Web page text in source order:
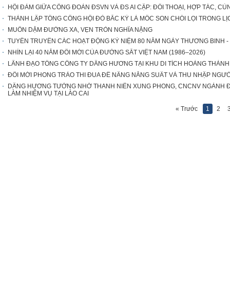
HỘI ĐÀM GIỮA CÔNG ĐOÀN ĐSVN VÀ ĐS AI CẬP: ĐỐI THOẠI, HỢP TÁC,
THÀNH LẬP TỔNG CÔNG HỘI ĐỎ BẮC KỲ LÀ MỐC SON CHÓI LỌI TRONG
MUÔN DẶM ĐƯỜNG XA, VẸN TRÒN NGHĨA NẶNG
TUYÊN TRUYỀN CÁC HOẠT ĐỘNG KỶ NIỆM 80 NĂM NGÀY THƯƠNG BINH
NHÌN LẠI 40 NĂM ĐỔI MỚI CỦA ĐƯỜNG SẮT VIỆT NAM (1986–2026)
LÃNH ĐẠO TỔNG CÔNG TY DÂNG HƯƠNG TẠI KHU DI TÍCH HOÀNG
ĐỔI MỚI PHONG TRÀO THI ĐUA ĐỂ NÂNG NĂNG SUẤT VÀ THU NHẬP
DÂNG HƯƠNG TƯỞNG NHỚ THANH NIÊN XUNG PHONG, CNCNV NGÀNH
LÀM NHIỆM VỤ TẠI LÀO CAI
« Trước 1 2